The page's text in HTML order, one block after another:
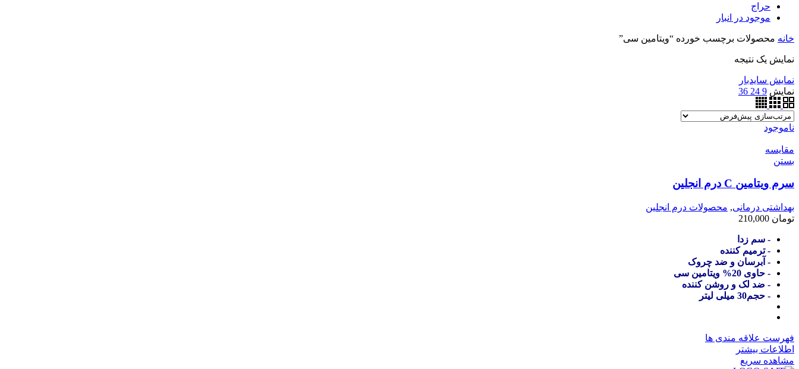
حراج
موجود در انبار
خانه محصولات برچسب خورده “ویتامین سی”
نمایش یک نتیجه
نمایش سایدبار
نمایش 9
24
36
ناموجود
مقایسه
بستن
سرم ویتامین C درم انجلین
بهداشتی درمانی, محصولات درم انجلین
تومان
- سم زدا
- ترمیم کننده
- آبرسان و ضد چروک
- حاوی 20% ویتامین سی
- ضد لک و روشن کننده
- حجم30 میلی لیتر
فهرست علاقه مندی ها
اطلاعات بیشتر
مشاهده سریع